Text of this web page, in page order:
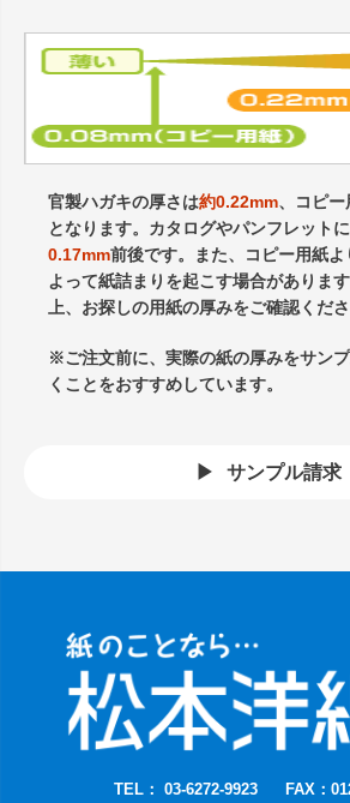
官製ハガキの厚さは約0.22mm、コピー
となります。カタログやパンフレット
0.17mm前後です。また、コピー用紙
よって紙詰まりを起こす場合がありま
上、お探しの用紙の厚みをご確認くださ
※ご注文前に、実際の紙の厚みをサン
くことをおすすめしています。
サンプル請求
TEL： 03-6272-9923
FAX：